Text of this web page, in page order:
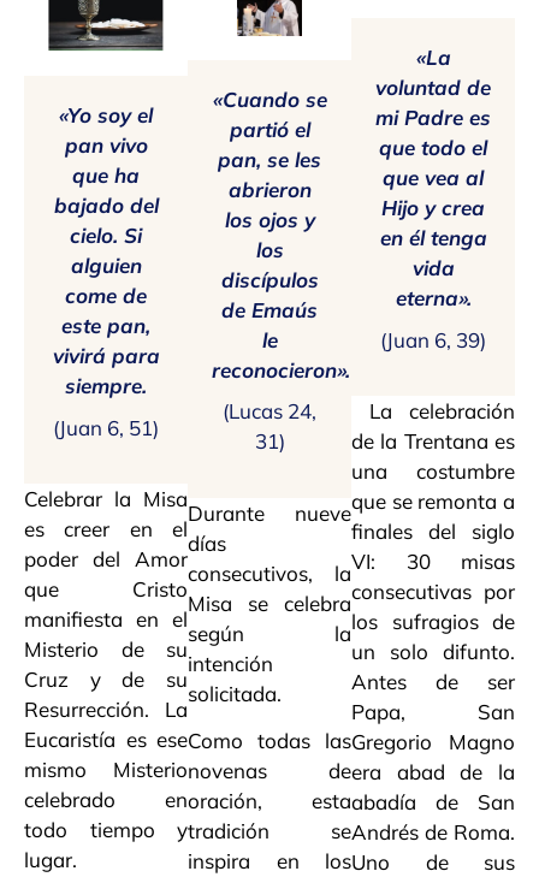
«Yo soy el
pan vivo
que ha
bajado del
cielo. Si
alguien
come de
este pan,
vivirá para
siempre.
(Juan 6, 51)
Celebrar la Misa
es creer en el
poder del Amor
que Cristo
manifiesta en el
Misterio de su
Cruz y de su
Resurrección. La
Eucaristía es ese
mismo Misterio
celebrado en
todo tiempo y
lugar.
«Cuando se
partió el
pan, se les
abrieron
los ojos y
los
discípulos
de Emaús
le
reconocieron».
(Lucas 24,
31)
Durante nueve
días
consecutivos, la
Misa se celebra
según la
intención
solicitada.
Como todas las
novenas de
oración, esta
tradición se
inspira en los
«La
voluntad de
mi Padre es
que todo el
que vea al
Hijo y crea
en él tenga
vida
eterna».
(Juan 6, 39)
La celebración
de la Trentana es
una costumbre
que se remonta a
finales del siglo
VI: 30 misas
consecutivas por
los sufragios de
un solo difunto.
Antes de ser
Papa, San
Gregorio Magno
era abad de la
abadía de San
Andrés de Roma.
Uno de sus